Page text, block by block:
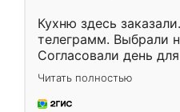
Кухню здесь
телеграмм. Выбрали
Согласовали день
недели кухня была
довольны работой.
мебель за
Читать полностью